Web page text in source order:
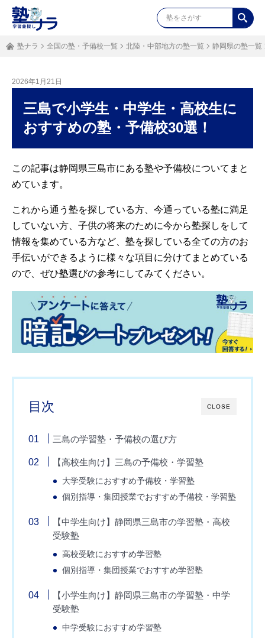
塾ナラ 全国の塾・予備校一覧 北陸・中部地方の塾一覧 静岡県の塾一覧
2026年1月21日
三島で小学生・中学生・高校生に
おすすめの塾・予備校30選！
この記事は静岡県三島市にある塾や予備校についてまと
めています。
これから通う塾を探している方、今通っている塾に満足
していない方、子供の将来のために今から塾探しをして
情報を集めている方など、塾を探している全ての方のお
手伝いができるように様々な項目に分けてまとめている
ので、ぜひ塾選びの参考にしてみてください。
CLOSE
目次
三島の学習塾・予備校の選び方
【高校生向け】三島の予備校・学習塾
大学受験におすすめ予備校・学習塾
個別指導・集団授業でおすすめ予備校・学習塾
【中学生向け】静岡県三島市の学習塾・高校
受験塾
高校受験におすすめ学習塾
個別指導・集団授業でおすすめ学習塾
【小学生向け】静岡県三島市の学習塾・中学
受験塾
中学受験におすすめ学習塾